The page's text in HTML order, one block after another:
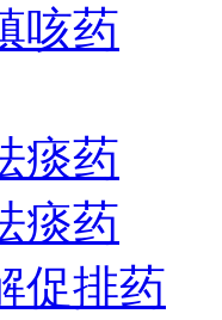
咳药
痰药
痰药
促排药